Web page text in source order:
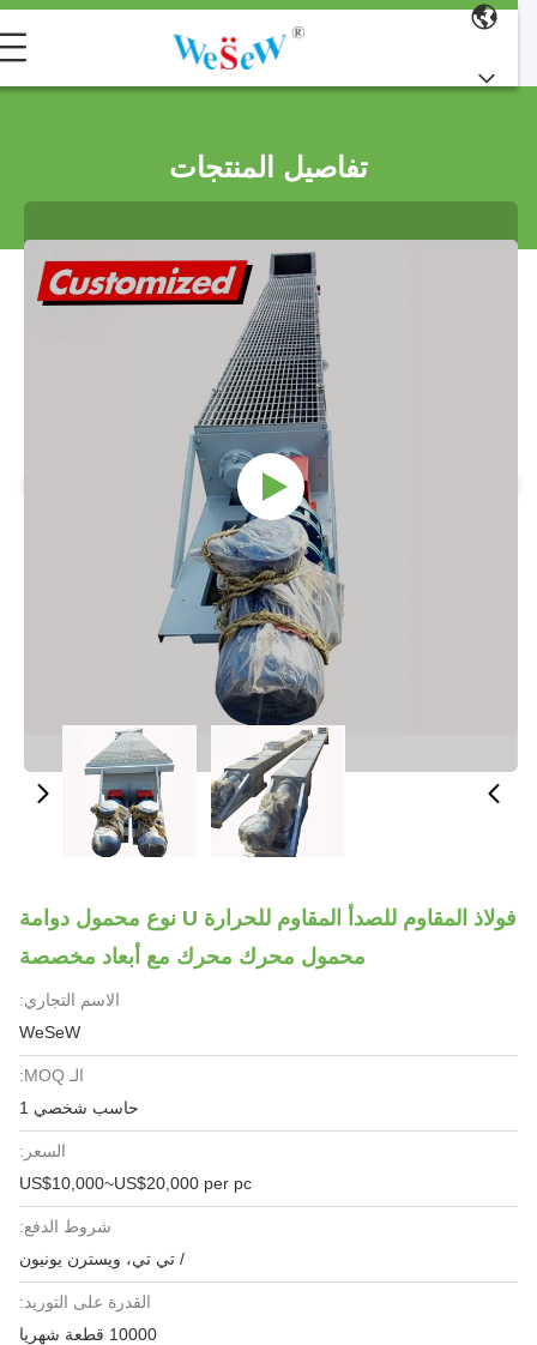
تفاصيل المنتجات
فولاذ المقاوم للصدأ المقاوم للحرارة U نوع محمول دوامة
محمول محرك محرك مع أبعاد مخصصة
الاسم التجاري:
WeSeW
الـ MOQ:
حاسب شخصي 1
السعر:
US$10,000~US$20,000 per pc
شروط الدفع:
/ تي تي، ويسترن يونيون
القدرة على التوريد:
10000 قطعة شهريا